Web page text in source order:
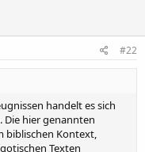
#22
handelt es sich
Die hier genannten
biblischen Kontext,
Texten